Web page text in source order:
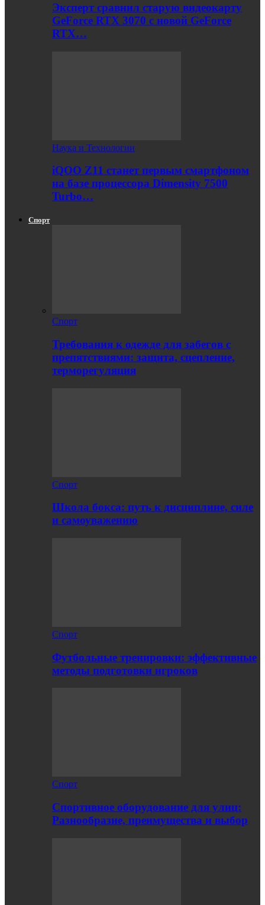
Эксперт сравнил старую видеокарту
GeForce RTX 3070 с новой GeForce
RTX…
Наука и Технологии
iQOO Z11 станет первым смартфоном
на базе процессора Dimensity 7500
Turbo…
Спорт
Спорт
Требования к одежде для забегов с
препятствиями: защита, сцепление,
терморегуляция
Спорт
Школа бокса: путь к дисциплине, силе
и самоуважению
Спорт
Футбольные тренировки: эффективные
методы подготовки игроков
Спорт
Спортивное оборудование для улиц:
Разнообразие, преимущества и выбор